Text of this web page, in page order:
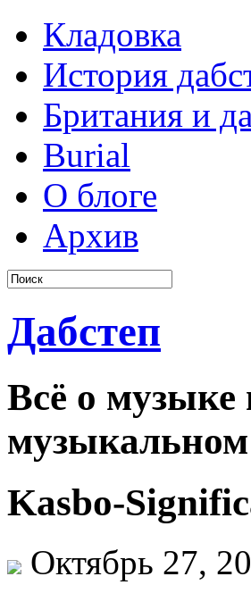
Кладовка
История
Британия и
Burial
О блоге
Архив
Дабстеп
Всё о музыке
музыкальном
Kasbo-
Октябрь 27,